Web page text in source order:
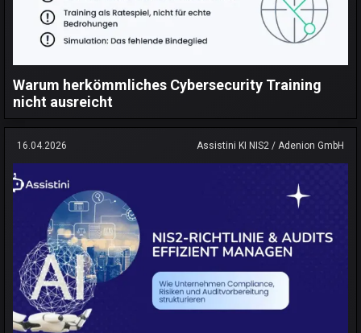
Warum herkömmliches Cybersecurity Training
nicht ausreicht
16.04.2026 Assistini KI NIS2 / Adenion GmbH